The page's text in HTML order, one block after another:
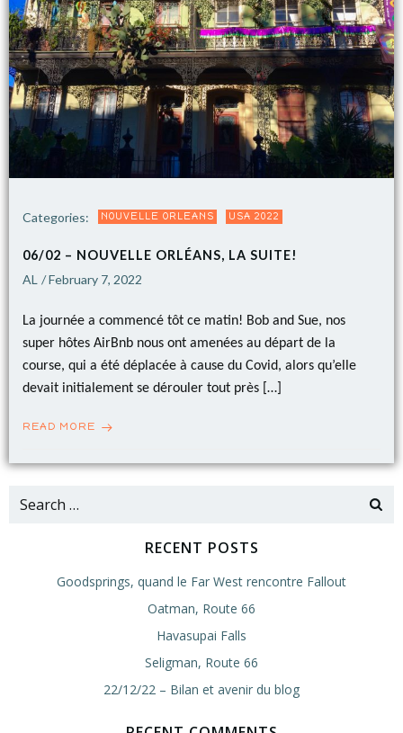
Categories: NOUVELLE ORLEANS USA 2022
06/02 – NOUVELLE ORLÉANS, LA SUITE!
AL / February 7, 2022
La journée a commencé tôt ce matin! Bob and Sue, nos
super hôtes AirBnb nous ont amenées au départ de la
course, qui a été déplacée à cause du Covid, alors qu’elle
devait initialement se dérouler tout près […]
READ MORE
RECENT POSTS
Goodsprings, quand le Far West rencontre Fallout
Oatman, Route 66
Havasupai Falls
Seligman, Route 66
22/12/22 – Bilan et avenir du blog